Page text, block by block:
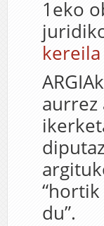
1eko
aurrez
du”.